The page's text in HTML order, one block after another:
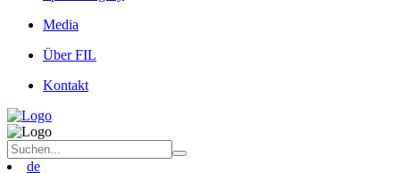
Media
Über FIL
Kontakt
de